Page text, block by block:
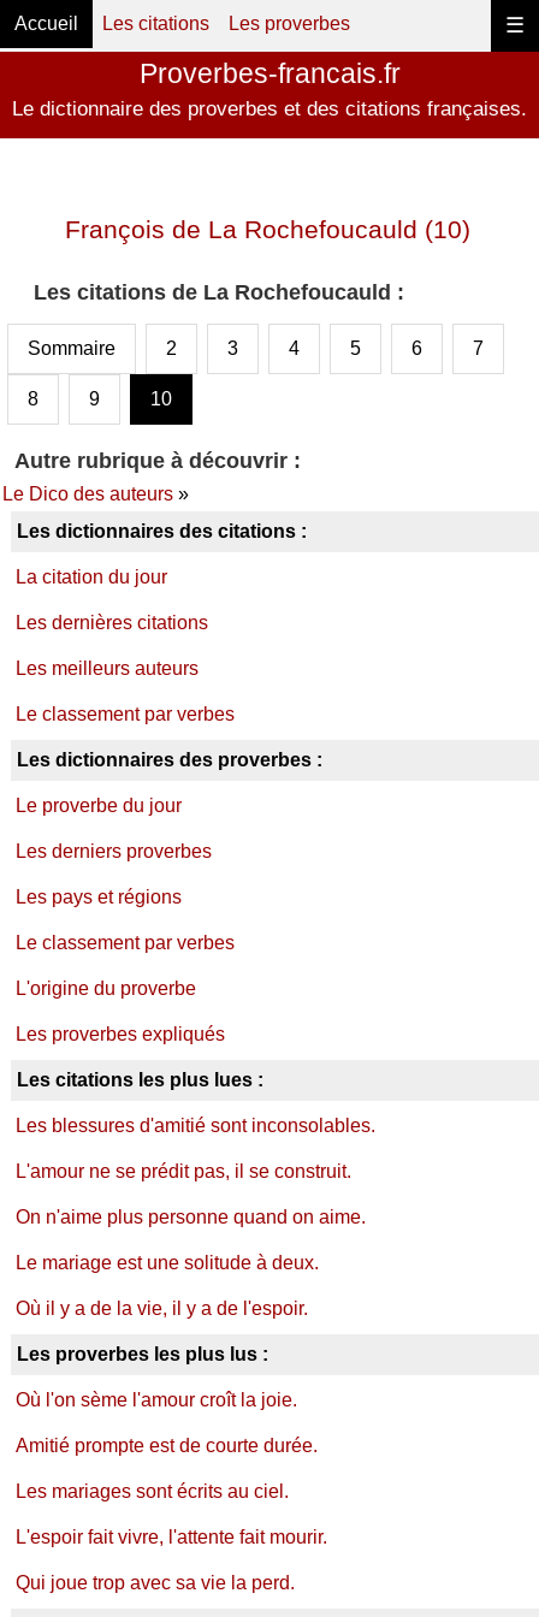
☰
Accueil Les citations Les proverbes
Proverbes-francais.fr
Le dictionnaire des proverbes et des citations françaises.
François de La Rochefoucauld (10)
Les citations de La Rochefoucauld :
Sommaire 2 3 4 5 6 7
8 9 10
Autre rubrique à découvrir :
Le Dico des auteurs»
Les dictionnaires des citations :
La citation du jour
Les dernières citations
Les meilleurs auteurs
Le classement par verbes
Les dictionnaires des proverbes :
Le proverbe du jour
Les derniers proverbes
Les pays et régions
Le classement par verbes
L'origine du proverbe
Les proverbes expliqués
Les citations les plus lues :
Les blessures d'amitié sont inconsolables.
L'amour ne se prédit pas, il se construit.
On n'aime plus personne quand on aime.
Le mariage est une solitude à deux.
Où il y a de la vie, il y a de l'espoir.
Les proverbes les plus lus :
Où l'on sème l'amour croît la joie.
Amitié prompte est de courte durée.
Les mariages sont écrits au ciel.
L'espoir fait vivre, l'attente fait mourir.
Qui joue trop avec sa vie la perd.